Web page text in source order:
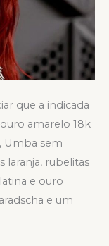
que a indicada
amarelo 18k
Umba sem
laranja, rubelitas
e ouro
e um